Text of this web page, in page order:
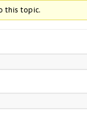
this topic.